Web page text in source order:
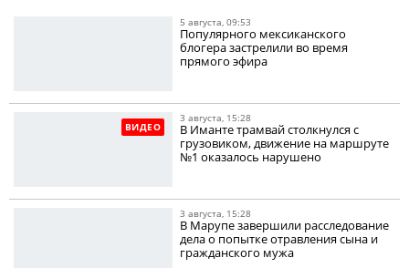
5 августа, 09:53
Популярного мексиканского
блогера застрелили во время
прямого эфира
ВИДЕО
3 августа, 15:28
В Иманте трамвай столкнулся с
грузовиком, движение на маршруте
№1 оказалось нарушено
3 августа, 15:28
В Марупе завершили расследование
дела о попытке отравления сына и
гражданского мужа